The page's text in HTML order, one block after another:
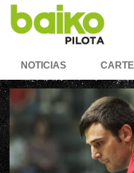
NOTICIAS